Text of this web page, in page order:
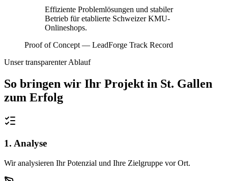
Effiziente Problemlösungen und stabiler
Betrieb für etablierte Schweizer KMU-
Onlineshops.
Proof of Concept — LeadForge Track Record
Unser transparenter Ablauf
So bringen wir Ihr Projekt in St. Gallen
zum Erfolg
1. Analyse
Wir analysieren Ihr Potenzial und Ihre Zielgruppe vor Ort.